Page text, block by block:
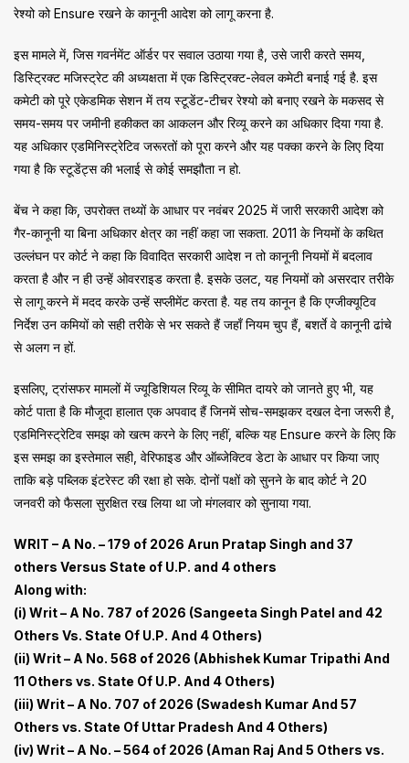
रेश्यो को Ensure रखने के कानूनी आदेश को लागू करना है.
इस मामले में, जिस गवर्नमेंट ऑर्डर पर सवाल उठाया गया है, उसे जारी करते समय,
डिस्ट्रिक्ट मजिस्ट्रेट की अध्यक्षता में एक डिस्ट्रिक्ट-लेवल कमेटी बनाई गई है. इस
कमेटी को पूरे एकेडमिक सेशन में तय स्टूडेंट-टीचर रेश्यो को बनाए रखने के मकसद से
समय-समय पर जमीनी हकीकत का आकलन और रिव्यू करने का अधिकार दिया गया है.
यह अधिकार एडमिनिस्ट्रेटिव जरूरतों को पूरा करने और यह पक्का करने के लिए दिया
गया है कि स्टूडेंट्स की भलाई से कोई समझौता न हो.
बेंच ने कहा कि, उपरोक्त तथ्यों के आधार पर नवंबर 2025 में जारी सरकारी आदेश को
गैर-कानूनी या बिना अधिकार क्षेत्र का नहीं कहा जा सकता. 2011 के नियमों के कथित
उल्लंघन पर कोर्ट ने कहा कि विवादित सरकारी आदेश न तो कानूनी नियमों में बदलाव
करता है और न ही उन्हें ओवरराइड करता है. इसके उलट, यह नियमों को असरदार तरीके
से लागू करने में मदद करके उन्हें सप्लीमेंट करता है. यह तय कानून है कि एग्जीक्यूटिव
निर्देश उन कमियों को सही तरीके से भर सकते हैं जहाँ नियम चुप हैं, बशर्ते वे कानूनी ढांचे
से अलग न हों.
इसलिए, ट्रांसफर मामलों में ज्यूडिशियल रिव्यू के सीमित दायरे को जानते हुए भी, यह
कोर्ट पाता है कि मौजूदा हालात एक अपवाद हैं जिनमें सोच-समझकर दखल देना जरूरी है,
एडमिनिस्ट्रेटिव समझ को खत्म करने के लिए नहीं, बल्कि यह Ensure करने के लिए कि
इस समझ का इस्तेमाल सही, वेरिफाइड और ऑब्जेक्टिव डेटा के आधार पर किया जाए
ताकि बड़े पब्लिक इंटरेस्ट की रक्षा हो सके. दोनों पक्षों को सुनने के बाद कोर्ट ने 20
जनवरी को फैसला सुरक्षित रख लिया था जो मंगलवार को सुनाया गया.
WRIT – A No. – 179 of 2026 Arun Pratap Singh and 37
others Versus State of U.P. and 4 others
Along with:
(i) Writ – A No. 787 of 2026 (Sangeeta Singh Patel and 42
Others Vs. State Of U.P. And 4 Others)
(ii) Writ – A No. 568 of 2026 (Abhishek Kumar Tripathi And
11 Others vs. State Of U.P. And 4 Others)
(iii) Writ – A No. 707 of 2026 (Swadesh Kumar And 57
Others vs. State Of Uttar Pradesh And 4 Others)
(iv) Writ – A No. – 564 of 2026 (Aman Raj And 5 Others vs.